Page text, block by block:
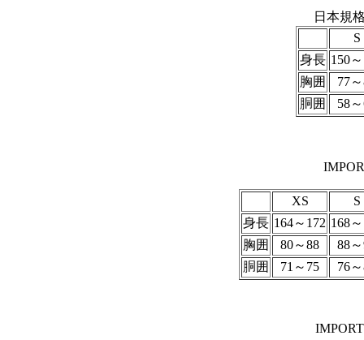
日本規
S
身長 150
胸囲
77
胴囲
58
XS
S
身長 164～172 168
胸囲
80～88
88
胴囲
71～75 76